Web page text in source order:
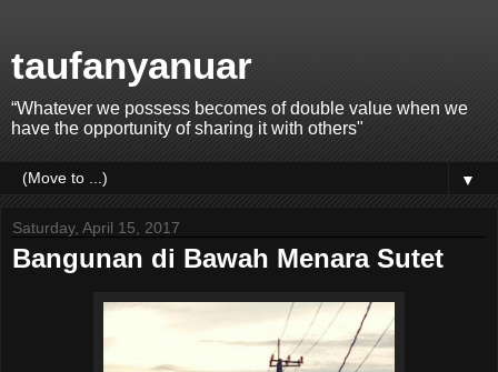
taufanyanuar
“Whatever we possess becomes of double value when we
have the opportunity of sharing it with others"
▼
Saturday, April 15, 2017
Bangunan di Bawah Menara Sutet